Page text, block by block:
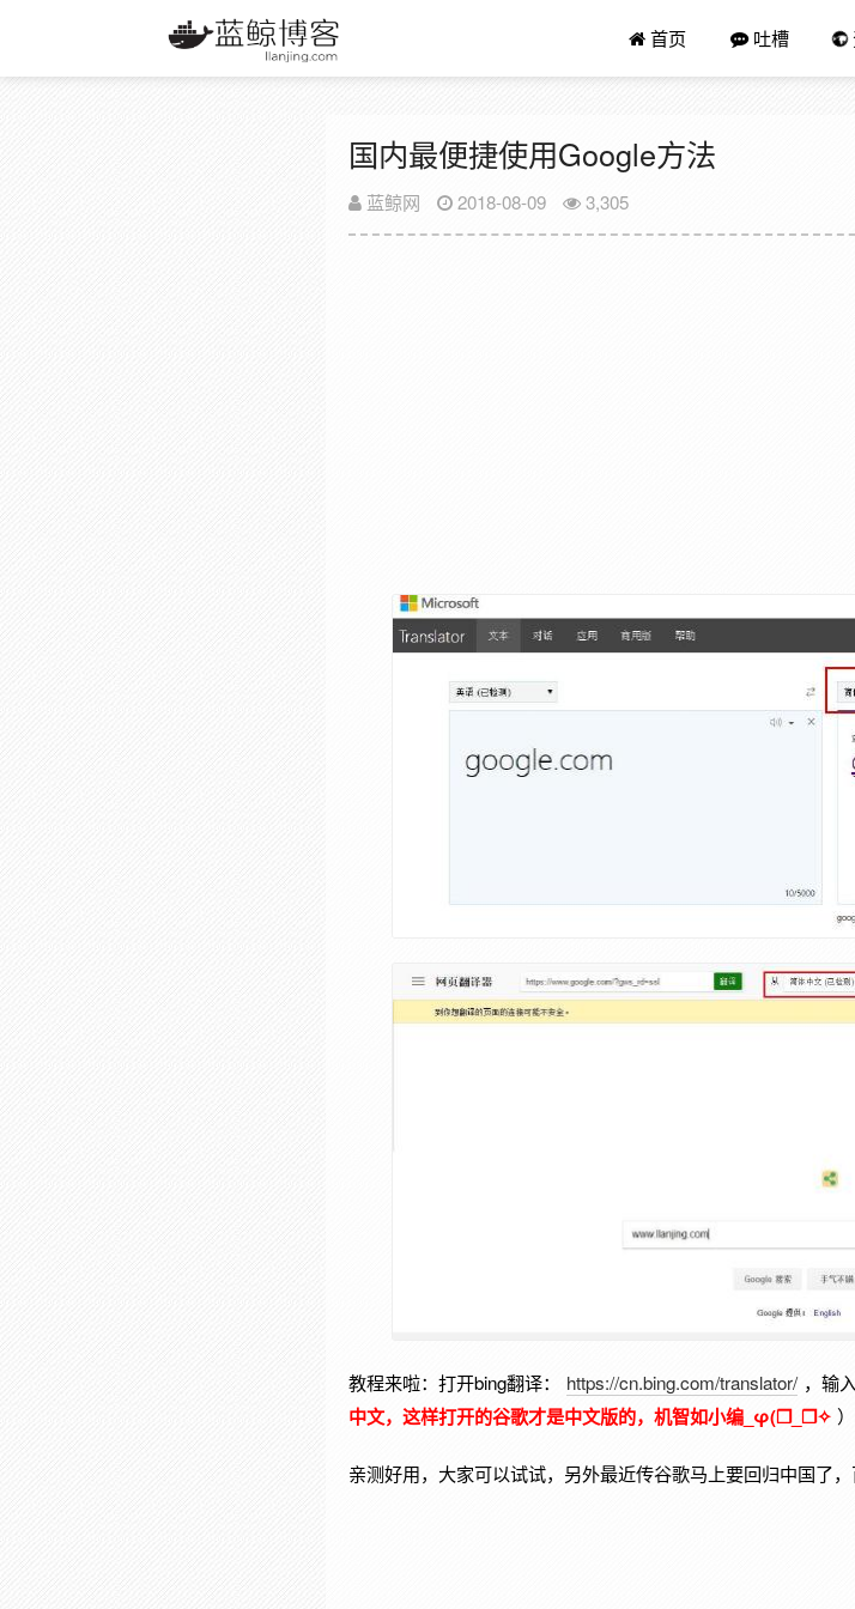
首页 吐槽
国内最便捷使用Google方法
蓝鲸网 2018-08-09 3,305
教程来啦：打开bing翻译： https://cn.bing.com/translator/ ，输
中文，这样打开的谷歌才是中文版的，机智如小编_φ(❐_❐✧ ）
亲测好用，大家可以试试，另外最近传谷歌马上要回归中国了